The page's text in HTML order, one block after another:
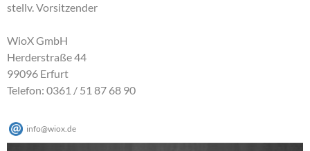
stellv. Vorsitzender
WioX GmbH
Herderstraße 44
99096 Erfurt
Telefon: 0361 / 51 87 68 90
info@wiox.de